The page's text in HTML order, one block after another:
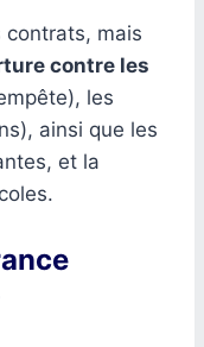
contrats, mais
contre les
les
ainsi que les
et la